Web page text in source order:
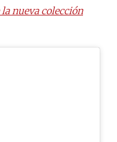
nueva colección